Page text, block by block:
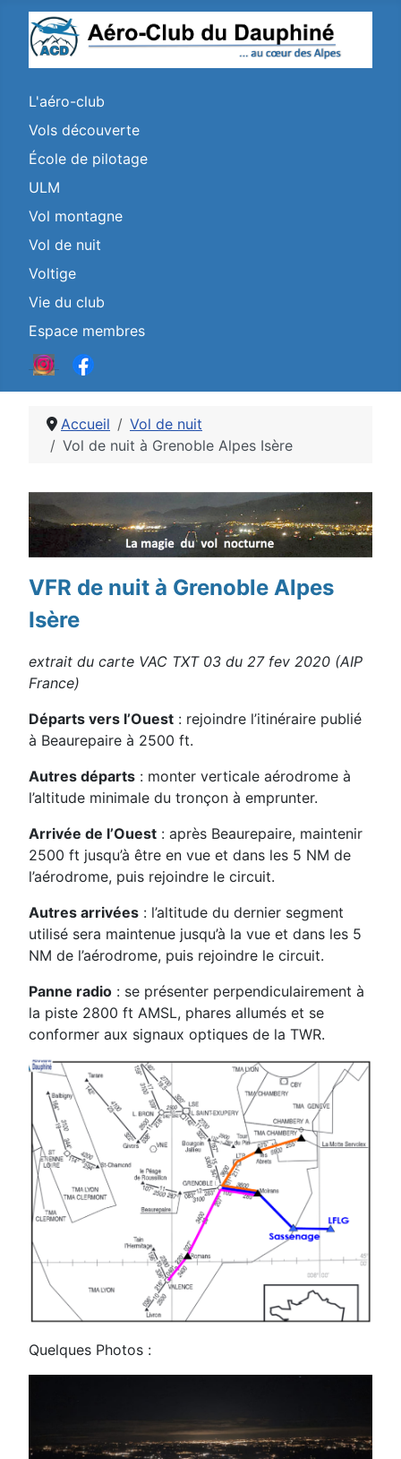
L'aéro-club
Vols découverte
École de pilotage
ULM
Vol montagne
Vol de nuit
Voltige
Vie du club
Espace membres
Accueil
Vol de nuit
Vol de nuit à Grenoble Alpes Isère
Détails
VFR de nuit à Grenoble Alpes
Isère
extrait du carte VAC TXT 03 du 27 fev 2020 (AIP
France)
Départs vers l’Ouest : rejoindre l’itinéraire publié
à Beaurepaire à 2500 ft.
Autres départs : monter verticale aérodrome à
l’altitude minimale du tronçon à emprunter.
Arrivée de l’Ouest : après Beaurepaire, maintenir
2500 ft jusqu’à être en vue et dans les 5 NM de
l’aérodrome, puis rejoindre le circuit.
Autres arrivées : l’altitude du dernier segment
utilisé sera maintenue jusqu’à la vue et dans les 5
NM de l’aérodrome, puis rejoindre le circuit.
Panne radio : se présenter perpendiculairement à
la piste 2800 ft AMSL, phares allumés et se
conformer aux signaux optiques de la TWR.
Quelques Photos :